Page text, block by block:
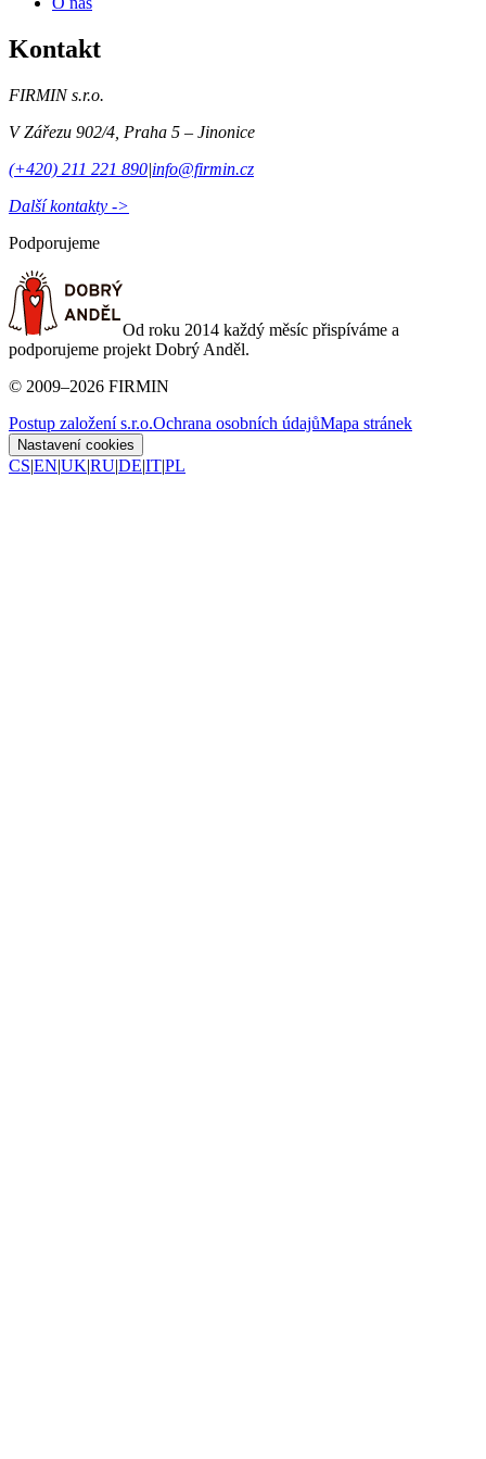
Kontakt
FIRMIN s.r.o.
V Zářezu 902/4 Praha 5 – Jinonice
(+420) 211 221 890|info@firmin.cz
Další kontakty ->
Podporujeme
Od roku 2014 každý měsíc přispíváme a
podporujeme projekt Dobrý Anděl.
© 2009–2026 FIRMIN
Postup založení s.r.o.Ochrana osobních údajůMapa stránek
Nastavení cookies
CS|EN|UK|RU|DE|IT|PL